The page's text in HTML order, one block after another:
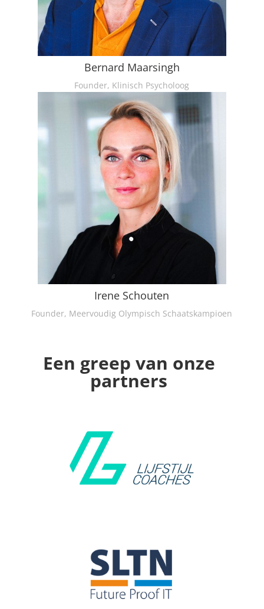
Bernard Maarsingh
Founder, Klinisch Psycholoog
Irene Schouten
Founder, Meervoudig Olympisch Schaatskampioen
Een greep van onze
partners